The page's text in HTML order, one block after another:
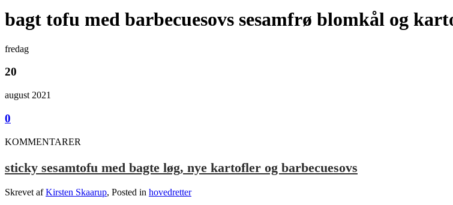
bagt tofu med barbecuesovs sesamfrø blomkål og
fredag
20
august 2021
0
KOMMENTARER
sticky sesamtofu med bagte løg, nye kartofler og barbecuesovs
Skrevet afKirsten Skaarup, Posted in hovedretter